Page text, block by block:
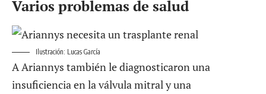
Varios problemas de salud
Ilustración: Lucas García
A Ariannys también le diagnosticaron una
insuficiencia en la válvula mitral y una